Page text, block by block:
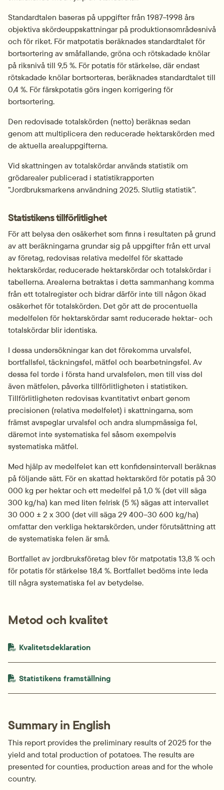
Standardtalen baseras på uppgifter från 1987–1998 års
objektiva skördeuppskattningar på produktionsområdesnivå
och för riket. För matpotatis beräknades standardtalet för
bortsortering av småfallande, gröna och rötskadade knölar
på riksnivå till 9,5 %. För potatis för stärkelse, där endast
rötskadade knölar bortsorteras, beräknades standardtalet till
0,4 %. För färskpotatis görs ingen korrigering för
bortsortering.
Den redovisade totalskörden (netto) beräknas sedan
genom att multiplicera den reducerade hektarskörden med
de aktuella arealuppgifterna.
Vid skattningen av totalskördar används statistik om
grödarealer publicerad i statistik­rapporten
”Jordbruksmarkens användning 2025. Slutlig statistik”.
Statistikens tillförlitlighet
För att belysa den osäkerhet som finns i resultaten på grund
av att beräkningarna grundar sig på uppgifter från ett urval
av företag, redovisas relativa medelfel för skattade
hektarskördar, reducerade hektarskördar och totalskördar i
tabellerna. Arealerna betraktas i detta sammanhang komma
från ett totalregister och bidrar därför inte till någon ökad
osäkerhet för totalskörden. Det gör att de procentuella
medelfelen för hektarskördar samt reducerade hektar- och
totalskördar blir identiska.
I dessa undersökningar kan det förekomma urvalsfel,
bortfallsfel, täckningsfel, mätfel och bearbetningsfel. Av
dessa fel torde i första hand urvalsfelen, men till viss del
även mätfelen, påverka tillförlitligheten i statistiken.
Tillförlitligheten redovisas kvantitativt enbart genom
precisionen (relativa medelfelet) i skattningarna, som
främst avspeglar urvalsfel och andra slumpmässiga fel,
däremot inte systematiska fel såsom exempelvis
systematiska mätfel.
Med hjälp av medelfelet kan ett konfidensintervall beräknas
på följande sätt. För en skattad hektarskörd för potatis på 30
000 kg per hektar och ett medelfel på 1,0 % (det vill säga
300 kg/ha) kan med liten felrisk (5 %) sägas att intervallet
30 000 ± 2 x 300 (det vill säga 29 400–30 600 kg/ha)
omfattar den verkliga hektarskörden, under förutsättning att
de systematiska felen är små.
Bortfallet av jordbruksföretag blev för matpotatis 13,8 % och
för potatis för stärkelse 18,4 %. Bortfallet bedöms inte leda
till några systematiska fel av betydelse.
Metod och kvalitet
PDF-fil.
Kvalitetsdeklarationpdf, 919.3 kB.
PDF-fil.
Statistikens framställningpdf, 401.6 kB.
Summary in English
This report provides the preliminary results of 2025 for the
yield and total production of potatoes. The results are
presented for counties, production areas and for the whole
country.